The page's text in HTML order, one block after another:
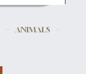
ANIMALS